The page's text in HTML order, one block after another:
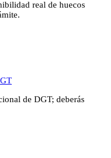
real de huecos
de DGT; deberás